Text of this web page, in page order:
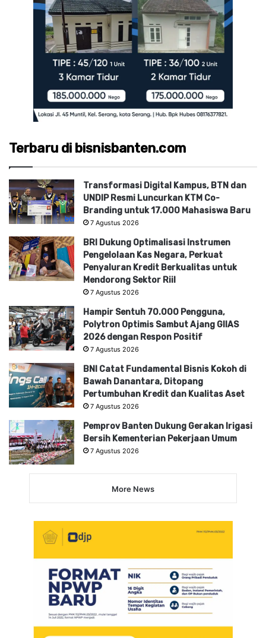
Terbaru di bisnisbanten.com
Transformasi Digital Kampus, BTN dan
UNDIP Resmi Luncurkan KTM Co-
Branding untuk 17.000 Mahasiswa Baru
7 Agustus 2026
BRI Dukung Optimalisasi Instrumen
Pengelolaan Kas Negara, Perkuat
Penyaluran Kredit Berkualitas untuk
Mendorong Sektor Riil
7 Agustus 2026
Hampir Sentuh 70.000 Pengguna,
Polytron Optimis Sambut Ajang GIIAS
2026 dengan Respon Positif
7 Agustus 2026
BNI Catat Fundamental Bisnis Kokoh di
Bawah Danantara, Ditopang
Pertumbuhan Kredit dan Kualitas Aset
7 Agustus 2026
Pemprov Banten Dukung Gerakan Irigasi
Bersih Kementerian Pekerjaan Umum
7 Agustus 2026
More News